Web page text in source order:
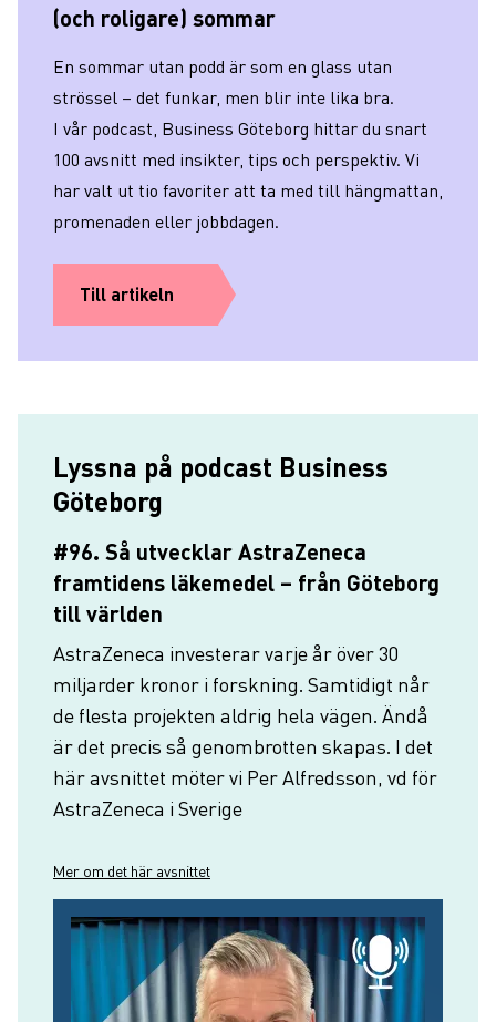
(och roligare) sommar
En sommar utan podd är som en glass utan
strössel – det funkar, men blir inte lika bra.
I vår podcast, Business Göteborg hittar du snart
100 avsnitt med insikter, tips och perspektiv. Vi
har valt ut tio favoriter att ta med till hängmattan,
promenaden eller jobbdagen.
Till artikeln
Lyssna på podcast Business
Göteborg
#96. Så utvecklar AstraZeneca
framtidens läkemedel – från Göteborg
till världen
AstraZeneca investerar varje år över 30
miljarder kronor i forskning. Samtidigt når
de flesta projekten aldrig hela vägen. Ändå
är det precis så genombrotten skapas. I det
här avsnittet möter vi Per Alfredsson, vd för
AstraZeneca i Sverige
Mer om det här avsnittet